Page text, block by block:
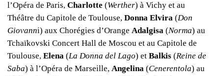
l’Opéra de Paris, Charlotte (Werther) à Vichy et au
Théâtre du Capitole de Toulouse, Donna Elvira (Don
Giovanni) aux Chorégies d’Orange Adalgisa (Norma) au
Tchaïkovski Concert Hall de Moscou et au Capitole de
Toulouse, Elena (La Donna del Lago) et Balkis (Reine de
Saba) à l’Opéra de Marseille, Angelina (Cenerentola) au